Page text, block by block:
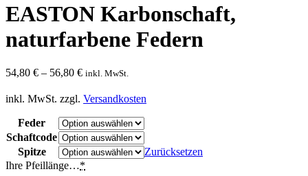
EASTON Karbonschaft,
naturfarbene Federn
54,80 € – 56,80 € inkl. MwSt.
inkl. MwSt. zzgl. Versandkosten
Feder
Schaftcode
Spitze
Zurücksetzen
Ihre Pfeillänge…*